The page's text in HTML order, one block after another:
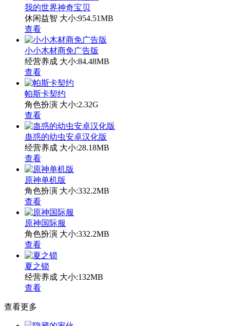
我的世界神奇宝贝
休闲益智 大小:954.51MB
查看
小小木材商免广告版
经营养成 大小:84.48MB
查看
帕斯卡契约
角色扮演 大小:2.32G
查看
蛊惑的幼虫安卓汉化版
经营养成 大小:28.18MB
查看
原神单机版
角色扮演 大小:332.2MB
查看
原神国际服
角色扮演 大小:332.2MB
查看
夏之锁
经营养成 大小:132MB
查看
查看更多